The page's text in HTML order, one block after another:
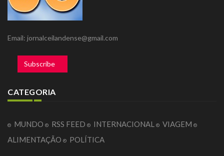
Email: jornalceilandense@gmail.com
Subscribe
CATEGORIA
MUNDO RSS FEED INTERNACIONAL
VIAGEM
ALIMENTAÇÃO
POLÍTICA